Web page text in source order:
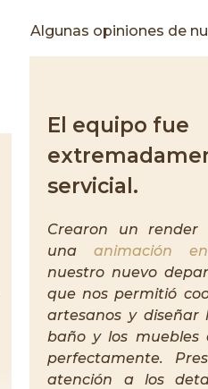
Algunas opiniones de
El equipo fue
servicial.
Crearon un render
unaanimación
nuestro nuevo
que nos permitió
artesanos y diseñar
baño y los muebles
perfectamente.
atención a los